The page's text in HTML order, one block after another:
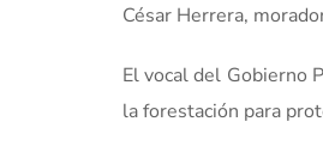
César Herrera,
El vocal del Gobierno
la forestación para